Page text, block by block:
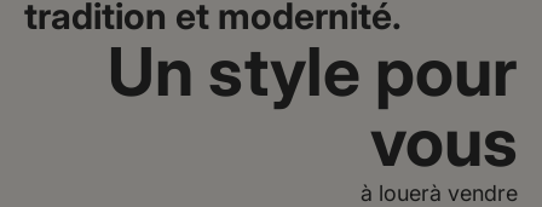
tradition et modernité.
Un style pour
vous
à louerà vendre